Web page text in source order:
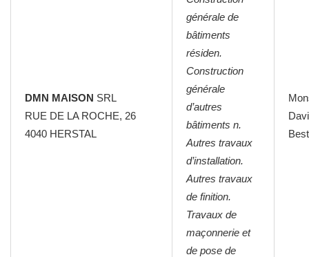
DMN MAISON SRL
RUE DE LA ROCHE, 26
4040 HERSTAL
générale de
bâtiments
résiden.
Construction
générale
d’autres
bâtiments n.
Autres travaux
d’installation.
Autres travaux
de finition.
Travaux de
maçonnerie et
de pose de